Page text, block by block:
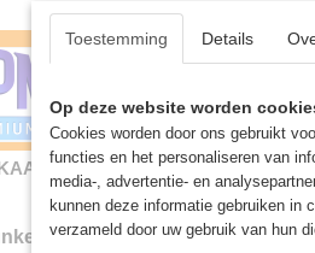
Contact &
MINIATURE GAMING
Bingo - Bordspel
Toestemming Details
Op deze website worden
Cookies worden door ons gebruikt
functies en het personaliseren van
media-, advertentie- en
kunnen deze informatie gebruiken in
verzameld door uw gebruik van hun